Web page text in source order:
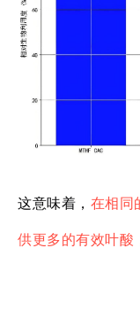
这意味着， 在相同
供更多的有效叶酸